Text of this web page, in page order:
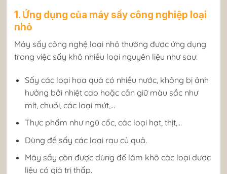
1. Ứng dụng của máy sấy công nghiệp loại
nhỏ
Máy sấy công nghệ loại nhỏ thường được ứng dụng
trong việc sấy khô nhiều loại nguyên liệu như sau:
Sấy các loại hoa quả có nhiều nước, không bị ảnh
hưởng bởi nhiệt cao hoặc cần giữ màu sắc như
mít, chuối, các loại mứt,…
Thực phẩm như ngũ cốc, các loại hạt, thịt,…
Dùng để sấy các loại rau củ quả.
Máy sấy còn được dùng để làm khô các loại dược
liệu có giá trị thấp.